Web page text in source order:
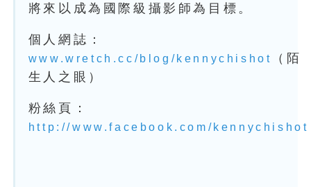
將來以成為國際級攝影師為目標。
個人網誌：
www.wretch.cc/blog/kennychishot
（陌
生人之眼）
粉絲頁：
http://www.facebook.com/kennychishot